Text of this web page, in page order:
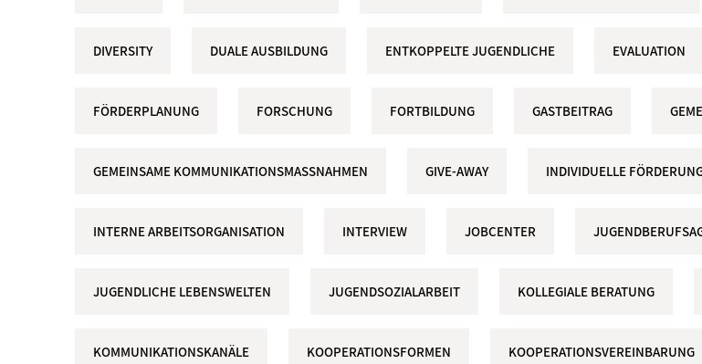
DIVERSITY DUALE AUSBILDUNG ENTKOPPELTE JUGENDLICHE EVALUATION
FÖRDERPLANUNG FORSCHUNG FORTBILDUNG GASTBEITRAG
GEMEINSAME KOMMUNIKATIONSMASSNAHMEN GIVE-AWAY INDIVIDUELLE
INTERNE ARBEITSORGANISATION INTERVIEW JOBCENTER
JUGENDLICHE LEBENSWELTEN JUGENDSOZIALARBEIT KOLLEGIALE BERATUNG
KOMMUNIKATIONSKANÄLE KOOPERATIONSFORMEN KOOPERATIONSVEREINBARUNG